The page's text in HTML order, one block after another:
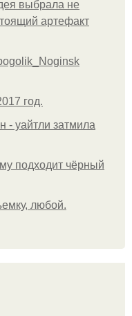
выбрала не
артефакт
год.
- уайтли затмила
подходит чёрный
любой.